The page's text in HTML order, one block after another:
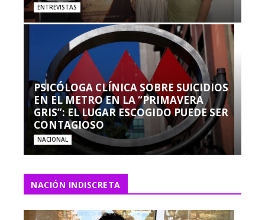
ENTREVISTAS
PSICÓLOGA CLÍNICA SOBRE SUICIDIOS
EN EL METRO EN LA “PRIMAVERA
GRIS”: EL LUGAR ESCOGIDO PUEDE SER
CONTAGIOSO
NACIONAL
NACIÓN INDISCRETA